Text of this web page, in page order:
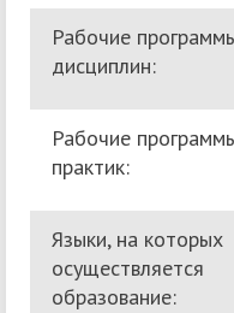
Рабочие
дисциплин:
Рабочие
практик:
Языки, на которых
осуществляется
образование: